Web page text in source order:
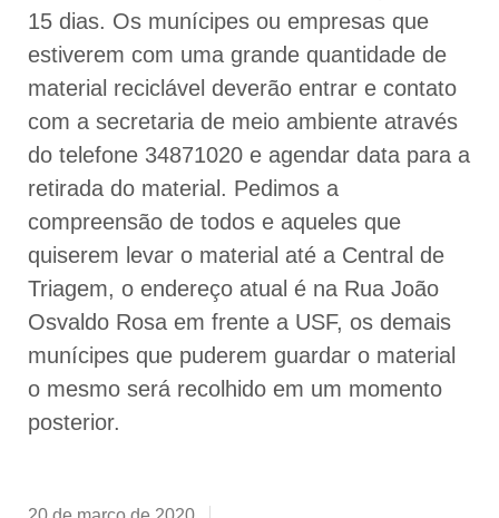
15 dias. Os munícipes ou empresas que
estiverem com uma grande quantidade de
material reciclável deverão entrar e contato
com a secretaria de meio ambiente através
do telefone 34871020 e agendar data para a
retirada do material. Pedimos a
compreensão de todos e aqueles que
quiserem levar o material até a Central de
Triagem, o endereço atual é na Rua João
Osvaldo Rosa em frente a USF, os demais
munícipes que puderem guardar o material
o mesmo será recolhido em um momento
posterior.